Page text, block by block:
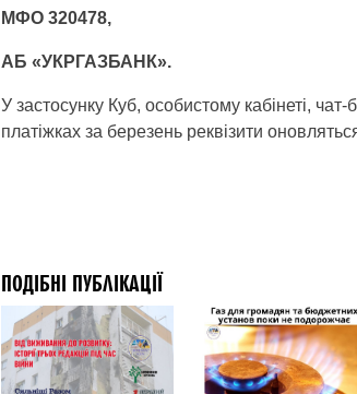
МФО 320478,
АБ «УКРГАЗБАНК».
У застосунку Куб, особистому кабінеті,
платіжках за березень реквізити
ПОДІБНІ ПУБЛІКАЦІЇ